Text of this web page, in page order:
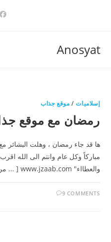
Anosyat
إسلاميات/ موقع جذاب
رمضان مع موقع
ها قد جاء رمضان ، وهلت البشائر
مباركاً وكل عام وانتم الى الله
والعطااء" www.jzaab.com [ ... من…
9 COMMENTS